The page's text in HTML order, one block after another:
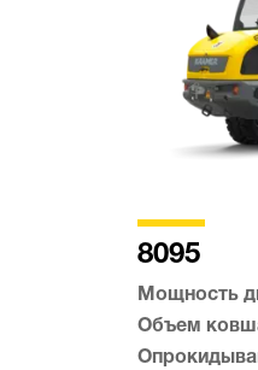
8095
Мощность
Объем